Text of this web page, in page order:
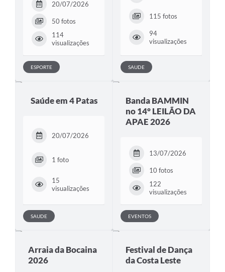
Recursos Liberados
Plano Estratégico
Dados gerais e Obras
Empresa Inidônea
LGPD - Governo Digital
licenciamento ambiental
20/07/2026
50 fotos
114
visualizações
ESPORTE
115 fotos
94
visualizações
SAUDE
Saúde em 4 Patas
20/07/2026
1 foto
15
visualizações
SAUDE
Banda BAMMIN
no 14° LEILÃO DA
APAE 2026
13/07/2026
10 fotos
122
visualizações
EVENTOS
Arraia da Bocaina
2026
Festival de Dança
da Costa Leste